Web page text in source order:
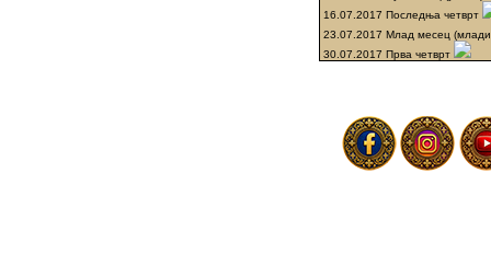
16.07.2017 Последња четврт
23.07.2017 Млад месец
30.07.2017 Прва четврт